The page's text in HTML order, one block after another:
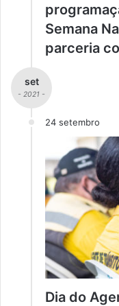
Semana
parceria
set
- 2021 -
24 setembro
Dia do